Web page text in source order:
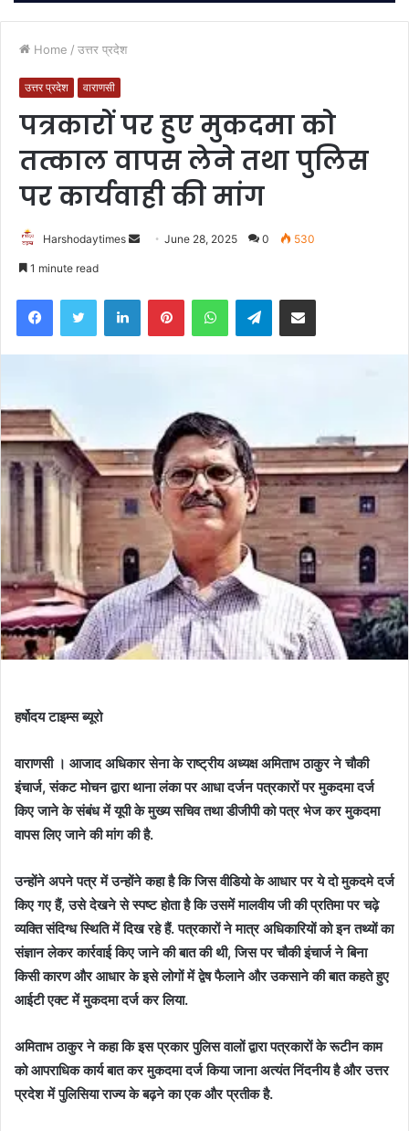
Home / उत्तर प्रदेश
उत्तर प्रदेश वाराणसी
पत्रकारों पर हुए मुकदमा को
तत्काल वापस लेने तथा पुलिस
पर कार्यवाही की मांग
Harshodaytimes
SendJune 28, 2025 0 530
1 minute read
FacebookTwitter LinkedInPinterestWhatsAppTelegramShare via Email
हर्षोदय टाइम्स ब्यूरो
वाराणसी । आजाद अधिकार सेना के राष्ट्रीय अध्यक्ष अमिताभ ठाकुर ने चौकी
इंचार्ज, संकट मोचन द्वारा थाना लंका पर आधा दर्जन पत्रकारों पर मुकदमा दर्ज
किए जाने के संबंध में यूपी के मुख्य सचिव तथा डीजीपी को पत्र भेज कर मुकदमा
वापस लिए जाने की मांग की है.
उन्होंने अपने पत्र में उन्होंने कहा है कि जिस वीडियो के आधार पर ये दो मुकदमे दर्ज
किए गए हैं, उसे देखने से स्पष्ट होता है कि उसमें मालवीय जी की प्रतिमा पर चढ़े
व्यक्ति संदिग्ध स्थिति में दिख रहे हैं. पत्रकारों ने मात्र अधिकारियों को इन तथ्यों का
संज्ञान लेकर कार्रवाई किए जाने की बात की थी, जिस पर चौकी इंचार्ज ने बिना
किसी कारण और आधार के इसे लोगों में द्वेष फैलाने और उकसाने की बात कहते हुए
आईटी एक्ट में मुकदमा दर्ज कर लिया.
अमिताभ ठाकुर ने कहा कि इस प्रकार पुलिस वालों द्वारा पत्रकारों के रूटीन काम
को आपराधिक कार्य बात कर मुकदमा दर्ज किया जाना अत्यंत निंदनीय है और उत्तर
प्रदेश में पुलिसिया राज्य के बढ़ने का एक और प्रतीक है.